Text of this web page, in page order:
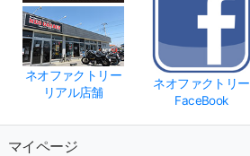
ネオファクトリー
リアル店舗
ネオファクトリー
FaceBook
マイページ